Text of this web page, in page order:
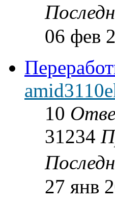
06 фев
10
31234
27 янв